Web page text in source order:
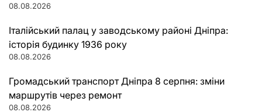
08.08.2026
Італійський палац у заводському районі Дніпра:
історія будинку 1936 року
08.08.2026
Громадський транспорт Дніпра 8 серпня: зміни
маршрутів через ремонт
08.08.2026